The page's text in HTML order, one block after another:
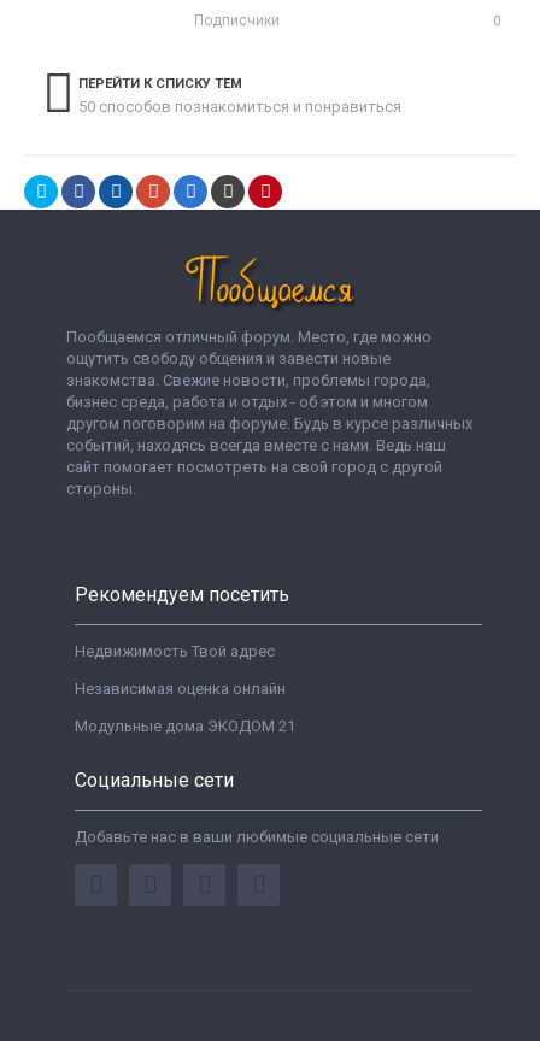
Подписчики 0
ПЕРЕЙТИ К СПИСКУ ТЕМ
50 способов познакомиться и понравиться
Пообщаемся отличный форум. Место, где можно
ощутить свободу общения и завести новые
знакомства. Свежие новости, проблемы города,
бизнес среда, работа и отдых - об этом и многом
другом поговорим на форуме. Будь в курсе различных
событий, находясь всегда вместе с нами. Ведь наш
сайт помогает посмотреть на свой город с другой
стороны.
Рекомендуем посетить
Недвижимость Твой адрес
Независимая оценка онлайн
Модульные дома ЭКОДОМ 21
Социальные сети
Добавьте нас в ваши любимые социальные сети